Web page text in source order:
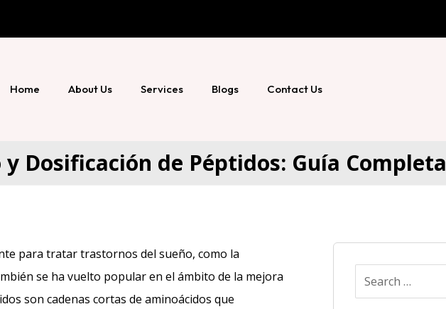
Home About Us Services Blogs Contact Us
Dosificación de Péptidos: Guía Completa
para tratar trastornos del sueño, como la
se ha vuelto popular en el ámbito de la mejora
son cadenas cortas de aminoácidos que